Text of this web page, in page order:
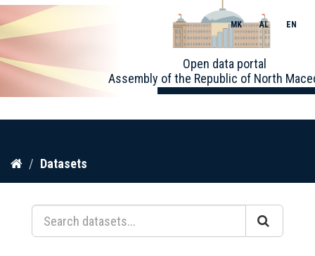
Skip
content
Open data portal
Assembly of the Republic of North
MK AL EN
Datasets